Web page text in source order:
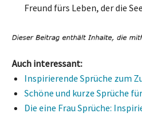
Freund fürs Leben, der die
Auch interessant:
Inspirierende Sprüche zum
Schöne und kurze Sprüche
Die eine Frau Sprüche: